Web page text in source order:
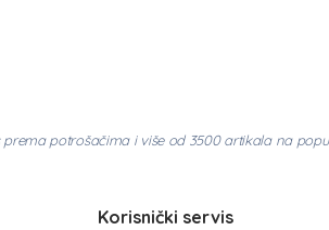
prema potrošačima i više od 3500 artikala na
Korisnički servis